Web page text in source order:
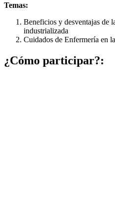
Temas:
Beneficios y desventajas de
industrializada
Cuidados de Enfermería en
¿Cómo participar?: